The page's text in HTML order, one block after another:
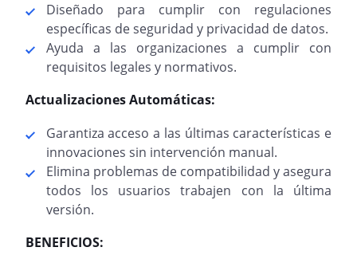
Diseñado para cumplir con regulaciones
específicas de seguridad y privacidad de datos.
Ayuda a las organizaciones a cumplir con
requisitos legales y normativos.
Actualizaciones Automáticas:
Garantiza acceso a las últimas características e
innovaciones sin intervención manual.
Elimina problemas de compatibilidad y asegura
todos los usuarios trabajen con la última
versión.
BENEFICIOS: